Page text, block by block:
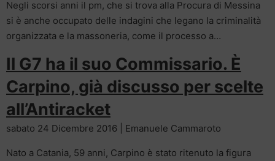
Negli scorsi anni il pm, che si trova alla Procura di Messina
si è anche occupato delle indagini che legano la criminalità
organizzata e la massoneria, come il processo a…
Il G7 ha il suo Commissario. È
Carpino, già discusso per scelte
all’Antiracket
sabato 24 Dicembre 2016 | Emanuele Cammaroto
Nato a Catania, 59 anni, Carpino è stato ritenuto la figura